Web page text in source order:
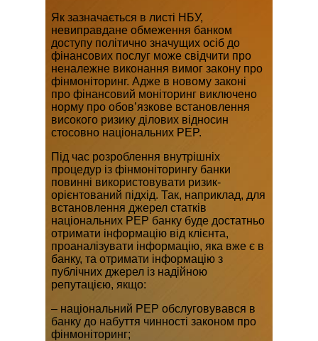
Як зазначається в листі НБУ,
невиправдане обмеження банком
доступу політично значущих осіб до
фінансових послуг може свідчити про
неналежне виконання вимог закону про
фінмоніторинг. Адже в новому законі
про фінансовий моніторинг виключено
норму про обов’язкове встановлення
високого ризику ділових відносин
стосовно національних PEP.
Під час розроблення внутрішніх
процедур із фінмоніторингу банки
повинні використовувати ризик-
орієнтований підхід. Так, наприклад, для
встановлення джерел статків
національних PEP банку буде достатньо
отримати інформацію від клієнта,
проаналізувати інформацію, яка вже є в
банку, та отримати інформацію з
публічних джерел із надійною
репутацією, якщо:
– національний PEP обслуговувався в
банку до набуття чинності законом про
фінмоніторинг;